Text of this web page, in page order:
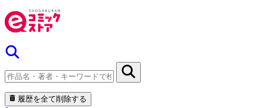
履歴を全て削除する